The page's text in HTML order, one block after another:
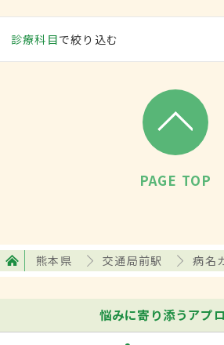
診療科目で絞り込む
PAGE TOP
熊本県 交通局前駅 病名
悩みに寄り添うアプ